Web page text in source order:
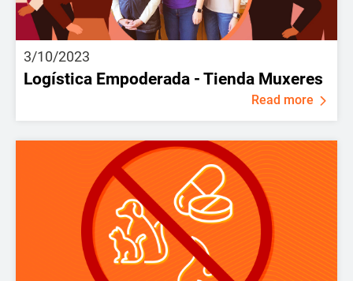
3/10/2023
Logística Empoderada - Tienda Muxeres
Read more